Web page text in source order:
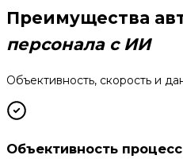
Преимущества
персонала с ИИ
Объективность, скорость и
Объективность